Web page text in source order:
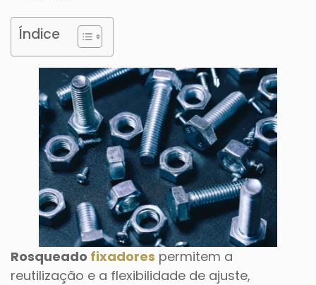
Índice
Rosqueado fixadores permitem a
reutilização e a flexibilidade de ajuste,